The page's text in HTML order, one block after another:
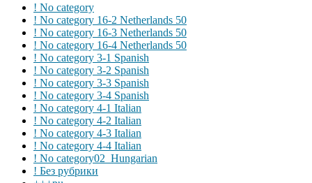
! No category
! No category 16-2 Netherlands 50
! No category 16-3 Netherlands 50
! No category 16-4 Netherlands 50
! No category 3-1 Spanish
! No category 3-2 Spanish
! No category 3-3 Spanish
! No category 3-4 Spanish
! No category 4-1 Italian
! No category 4-2 Italian
! No category 4-3 Italian
! No category 4-4 Italian
! No category02_Hungarian
! Без рубрики